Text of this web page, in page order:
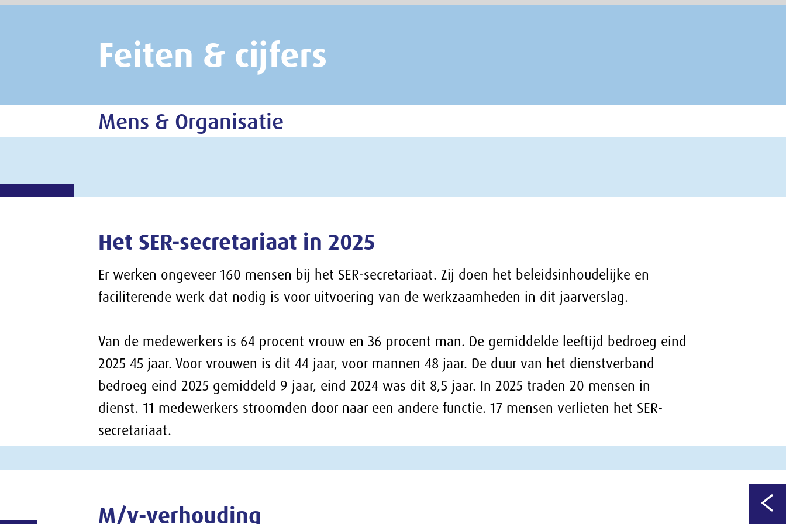
Feiten & cijfers
Er werken ongeveer 160 mensen bij het SER-secretariaat. Zij doen het beleidsinhoudelijke en
Van de medewerkers is 64 procent vrouw en 36 procent man. De gemiddelde leeftijd bedroeg eind
bedroeg eind 2025 gemiddeld 9 jaar, eind 2024 was dit 8,5 jaar. In 2025 traden 20 mensen in
dienst. 11 medewerkers stroomden door naar een andere functie. 17 mensen verlieten het SER-
M/v-verhouding
Het percentage vrouwen in de top van de organisatie (directieteam) bedroeg eind 2025 100
procent. In de subtop (overige leidinggevenden) was dit 66,7 procent. Daarmee wordt het
streefcijfer van 50 procent behaald dat het secretariaat in het Charter ‘Talent naar de Top’ heeft
vastgelegd.
Verzuim
9/ 13